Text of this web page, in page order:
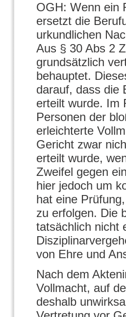
OGH: Wenn ein
ersetzt die
urkundlichen
Aus § 30 Abs 2
grundsätzlich
behauptet.
darauf, dass die
erteilt wurde. Im
Personen der
erleichterte
Gericht zwar
erteilt wurde,
Zweifel gegen
hier jedoch um
hat eine
zu erfolgen. Die
tatsächlich nicht
von Ehre und
Nach dem
Vollmacht, auf
deshalb